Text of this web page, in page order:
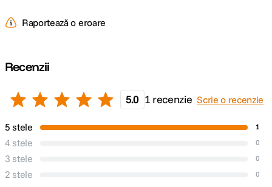
Raportează o eroare
Recenzii
5.0 1 recenzie Scrie o recenzie
5 stele 1
4 stele 0
3 stele 0
2 stele 0